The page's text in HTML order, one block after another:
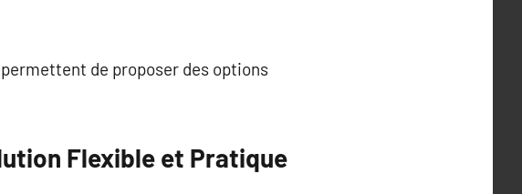
de proposer des options
Flexible et Pratique